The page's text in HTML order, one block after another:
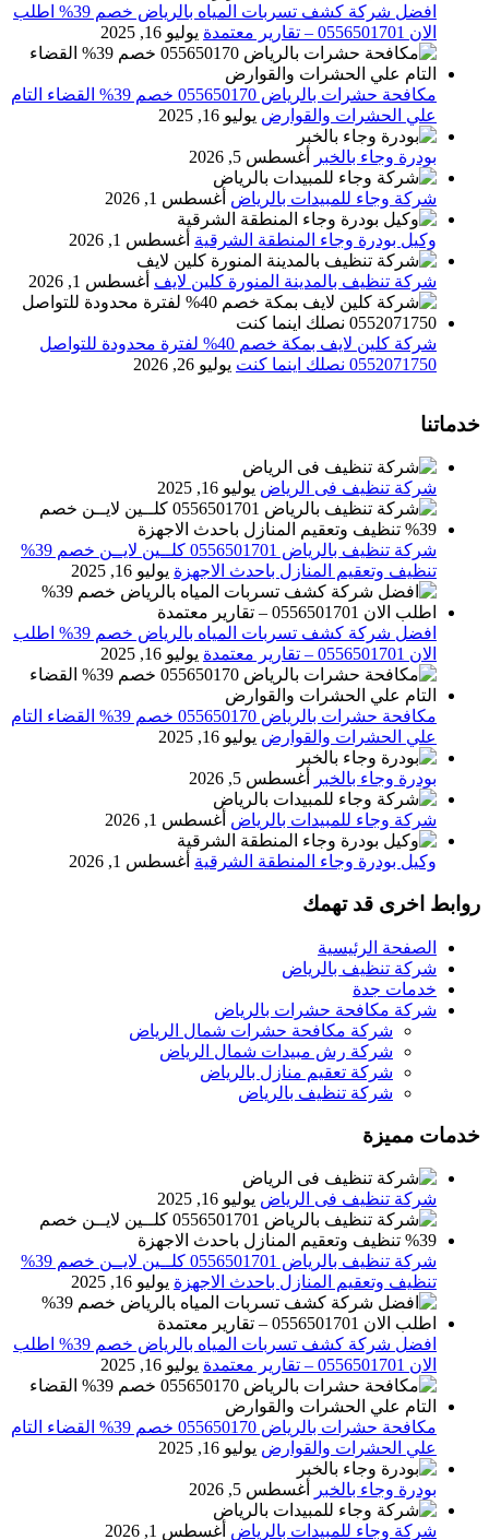
افضل شركة كشف تسربات المياه بالرياض خصم 39% اطلب
الان 0556501701‬‏ – تقارير معتمدة
يوليو 16, 2025
مكافحة حشرات بالرياض 055650170 خصم 39% القضاء التام
علي الحشرات والقوارض يوليو 16, 2025
بودرة وجاء بالخبر أغسطس 5, 2026
شركة وجاء للمبيدات بالرياض أغسطس 1, 2026
وكيل بودرة وجاء المنطقة الشرقية أغسطس 1, 2026
شركة تنظيف بالمدينة المنورة كلين لايف أغسطس 1, 2026
شركة كلين لايف بمكة خصم 40% لفترة محدودة للتواصل
0552071750 نصلك اينما كنت
يوليو 26, 2026
خدماتنا
شركة تنظيف فى الرياض يوليو 16, 2025
شركة تنظيف بالرياض 0556501701 كلــين لايــن خصم 39%
تنظيف وتعقيم المنازل باحدث الاجهزة يوليو 16, 2025
افضل شركة كشف تسربات المياه بالرياض خصم 39% اطلب
الان 0556501701‬‏ – تقارير معتمدة
يوليو 16, 2025
مكافحة حشرات بالرياض 055650170 خصم 39% القضاء التام
علي الحشرات والقوارض يوليو 16, 2025
بودرة وجاء بالخبر أغسطس 5, 2026
شركة وجاء للمبيدات بالرياض أغسطس 1, 2026
وكيل بودرة وجاء المنطقة الشرقية أغسطس 1, 2026
روابط اخرى قد تهمك
الصفحة الرئيسية
شركة تنظيف بالرياض
خدمات جدة
شركة مكافحة حشرات بالرياض
شركة مكافحة حشرات شمال الرياض
شركة رش مبيدات شمال الرياض
شركة تعقيم منازل بالرياض
شركة تنظيف بالرياض
خدمات مميزة
شركة تنظيف فى الرياض يوليو 16, 2025
شركة تنظيف بالرياض 0556501701 كلــين لايــن خصم 39%
تنظيف وتعقيم المنازل باحدث الاجهزة يوليو 16, 2025
افضل شركة كشف تسربات المياه بالرياض خصم 39% اطلب
الان 0556501701‬‏ – تقارير معتمدة
يوليو 16, 2025
مكافحة حشرات بالرياض 055650170 خصم 39% القضاء التام
علي الحشرات والقوارض يوليو 16, 2025
بودرة وجاء بالخبر أغسطس 5, 2026
شركة وجاء للمبيدات بالرياض أغسطس 1, 2026